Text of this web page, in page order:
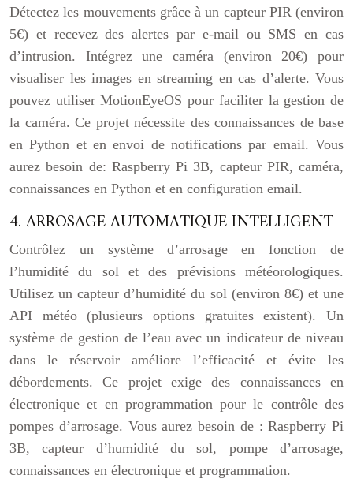
Détectez les mouvements grâce à un capteur PIR (environ
5€) et recevez des alertes par e-mail ou SMS en cas
d’intrusion. Intégrez une caméra (environ 20€) pour
visualiser les images en streaming en cas d’alerte. Vous
pouvez utiliser MotionEyeOS pour faciliter la gestion de
la caméra. Ce projet nécessite des connaissances de base
en Python et en envoi de notifications par email. Vous
aurez besoin de: Raspberry Pi 3B, capteur PIR, caméra,
connaissances en Python et en configuration email.
4. ARROSAGE AUTOMATIQUE INTELLIGENT
Contrôlez un système d’arrosage en fonction de
l’humidité du sol et des prévisions météorologiques.
Utilisez un capteur d’humidité du sol (environ 8€) et une
API météo (plusieurs options gratuites existent). Un
système de gestion de l’eau avec un indicateur de niveau
dans le réservoir améliore l’efficacité et évite les
débordements. Ce projet exige des connaissances en
électronique et en programmation pour le contrôle des
pompes d’arrosage. Vous aurez besoin de : Raspberry Pi
3B, capteur d’humidité du sol, pompe d’arrosage,
connaissances en électronique et programmation.